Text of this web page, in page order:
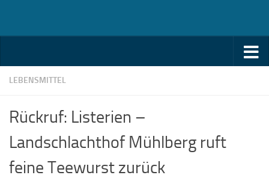
LEBENSMITTEL
Rückruf: Listerien –
Landschlachthof Mühlberg ruft
feine Teewurst zurück